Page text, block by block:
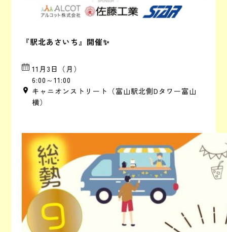
『駅北あさいち』開催✨
11月3日（月）
6:00～11:00
キャニオンストリート（富山駅北側Dタワー富山
横）